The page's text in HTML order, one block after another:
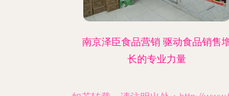
南京泽臣食品营销 驱动食品销售
长的专业力量